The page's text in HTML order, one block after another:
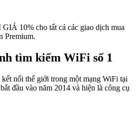
10% cho tất cả các giao dịch mua
Premium.
tìm kiếm WiFi số 1
nối thế giới trong một mạng WiFi tại
đầu vào năm 2014 và hiện là công cụ